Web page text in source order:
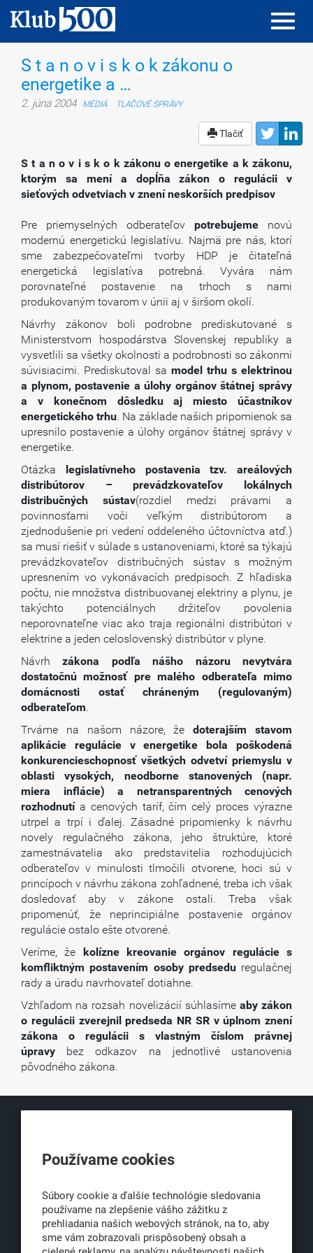
S t a n o v i s k o k zákonu o
energetike a …
2. júna 2004 MÉDIÁ TLAČOVÉ SPRÁVY
Tlačiť
S t a n o v i s k o k zákonu o energetike a k zákonu,
ktorým sa mení a dopĺňa zákon o regulácii v
sieťových odvetviach v znení neskorších predpisov
Pre priemyselných odberateľov potrebujeme novú
modernú energetickú legislatívu. Najmä pre nás, ktorí
sme zabezpečovateľmi tvorby HDP je čitateľná
energetická legislatíva potrebná. Vyvára nám
porovnateľné postavenie na trhoch s nami
produkovaným tovarom v únii aj v širšom okolí.
Návrhy zákonov boli podrobne prediskutované s
Ministerstvom hospodárstva Slovenskej republiky a
vysvetlili sa všetky okolnosti a podrobnosti so zákonmi
súvisiacimi. Prediskutoval sa model trhu s elektrinou
a plynom, postavenie a úlohy orgánov štátnej správy
a v konečnom dôsledku aj miesto účastníkov
energetického trhu. Na základe našich pripomienok sa
upresnilo postavenie a úlohy orgánov štátnej správy v
energetike.
Otázka legislatívneho postavenia tzv. areálových
distribútorov – prevádzkovateľov lokálnych
distribučných sústav(rozdiel medzi právami a
povinnosťami voči veľkým distribútorom a
zjednodušenie pri vedení oddeleného účtovníctva atď.)
sa musí riešiť v súlade s ustanoveniami, ktoré sa týkajú
prevádzkovateľov distribučných sústav s možným
upresnením vo vykonávacích predpisoch. Z hľadiska
počtu, nie množstva distribuovanej elektriny a plynu, je
takýchto potenciálnych držiteľov povolenia
neporovnateľne viac ako traja regionálni distribútori v
elektrine a jeden celoslovenský distribútor v plyne.
Návrhzákona podľa nášho názoru nevytvára
dostatočnú možnosť pre malého odberateľa mimo
domácnosti ostať chráneným (regulovaným)
odberateľom.
Trváme na našom názore, žedoterajším stavom
aplikácie regulácie v energetike bola poškodená
konkurencieschopnosť všetkých odvetví priemyslu v
oblasti vysokých, neodborne stanovených (napr.
miera inflácie) a netransparentných cenových
rozhodnutía cenových taríf, čím celý proces výrazne
utrpel a trpí i ďalej. Zásadné pripomienky k návrhu
novely regulačného zákona, jeho štruktúre, ktoré
zamestnávatelia ako predstavitelia rozhodujúcich
odberateľov v minulosti tlmočili otvorene, hoci sú v
princípoch v návrhu zákona zohľadnené, treba ich však
dosledovať aby v zákone ostali. Treba však
pripomenúť, že neprincipiálne postavenie orgánov
regulácie ostalo ešte otvorené.
Veríme, že kolízne kreovanie orgánov regulácie s
komfliktným postavením osoby predseduregulačnej
rady a úradu navrhovateľ dotiahne.
Vzhľadom na rozsah novelizácií súhlasíme aby zákon
o regulácii zverejnil predseda NR SR v úplnom znení
zákona o regulácii s vlastným číslom právnej
úpravy bez odkazov na jednotlivé ustanovenia
pôvodného zákona.
Obchodná 6
office@klub500.sk
Používame cookies
Súbory cookie a ďalšie technológie sledovania
používame na zlepšenie vášho zážitku z
prehliadania našich webových stránok, na to, aby
sme vám zobrazovali prispôsobený obsah a